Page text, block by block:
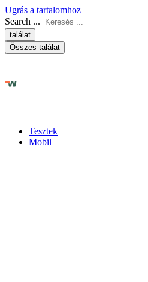
Ugrás a tartalomhoz
Search ...
találat
Összes találat
Tesztek
Mobil